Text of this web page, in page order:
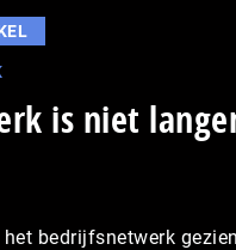
is niet
bedrijfsnetwerk